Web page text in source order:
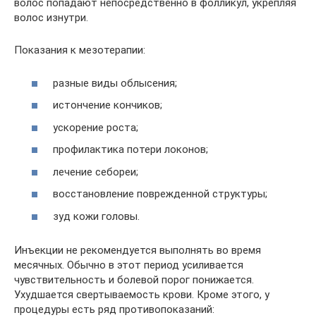
волос попадают непосредственно в фолликул, укрепляя
волос изнутри.
Показания к мезотерапии:
разные виды облысения;
истончение кончиков;
ускорение роста;
профилактика потери локонов;
лечение себореи;
восстановление поврежденной структуры;
зуд кожи головы.
Инъекции не рекомендуется выполнять во время
месячных. Обычно в этот период усиливается
чувствительность и болевой порог понижается.
Ухудшается свертываемость крови. Кроме этого, у
процедуры есть ряд противопоказаний: